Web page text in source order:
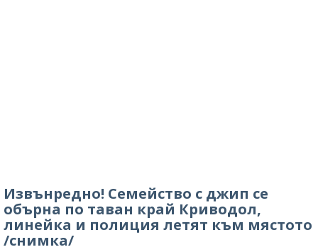
Извънредно! Семейство с джип се
обърна по таван край Криводол,
линейка и полиция летят към мястото
/снимка/